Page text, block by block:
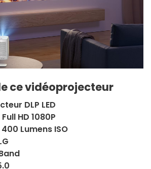
ce vidéoprojecteur
DLP LED
HD 1080P
Lumens ISO